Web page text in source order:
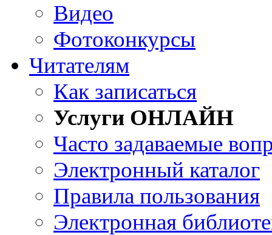
Видео
Фотоконкурсы
Читателям
Как записаться
Услуги ОНЛАЙН
Часто задаваемые
Электронный каталог
Правила пользования
Электронная